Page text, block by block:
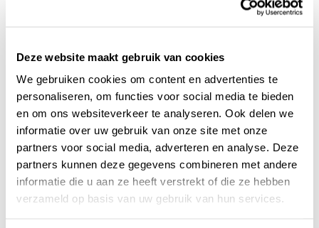
Deze website maakt gebruik van cookies
We gebruiken cookies om content en advertenties te
personaliseren, om functies voor social media te bieden
en om ons websiteverkeer te analyseren. Ook delen we
informatie over uw gebruik van onze site met onze
partners voor social media, adverteren en analyse. Deze
partners kunnen deze gegevens combineren met andere
informatie die u aan ze heeft verstrekt of die ze hebben
verzameld op basis van uw gebruik van hun services.
gebruikt wordt voor het kleuren van bijvoorbeeld M&M's!
mee, wat volkomen normaal is. De bladeren van de roos
kunnen droog lijken, ook dat komt door het kleurproces en is
niet te vermijden. Dit heeft ook geen invloed op het
vaasleven van de rozen in de vaas.
Deze producten zijn wellicht ook interessant